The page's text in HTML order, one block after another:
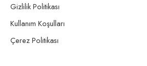
Gizlilik Politikası
Kullanım Koşulları
Çerez Politikası